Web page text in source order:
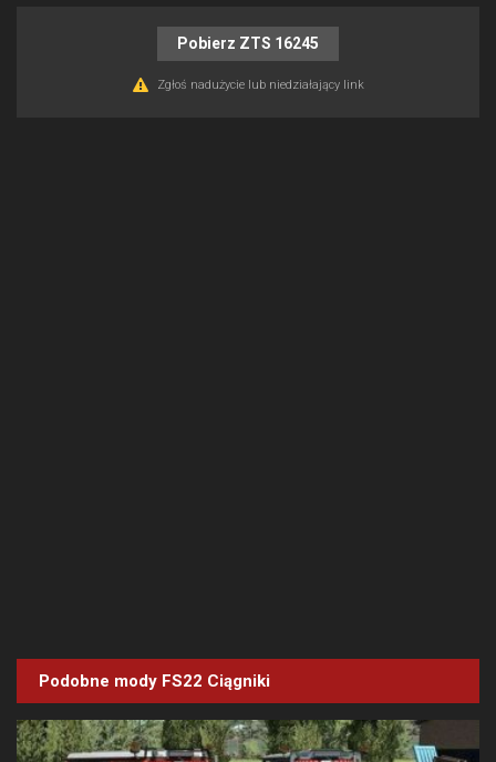
Pobierz ZTS 16245
Zgłoś nadużycie lub niedziałający link
Podobne mody FS22 Ciągniki